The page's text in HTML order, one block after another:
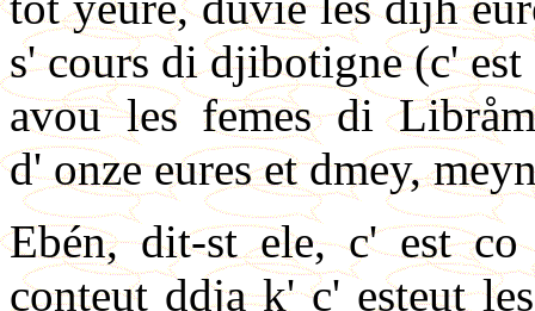
s' cours di djibotigne (c'
avou les femes di
d' onze eures et dmey,
Ebén, dit-st ele, c' est
conteut ddja k' c' esteut